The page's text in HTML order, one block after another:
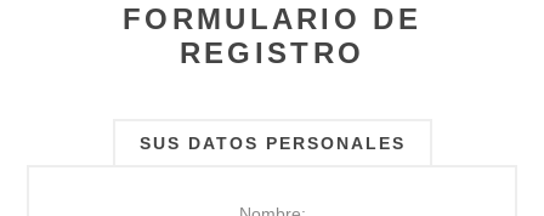
FORMULARIO DE
REGISTRO
SUS DATOS PERSONALES